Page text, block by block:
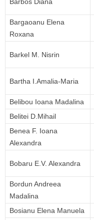
Bargaoanu Elena
Roxana
Barkel M. Nisrin
Bartha I.Amalia-Maria
Belibou Ioana Madalina
Belitei D.Mihail
Benea F. Ioana
Alexandra
Bobaru E.V. Alexandra
Bordun Andreea
Madalina
Bosianu Elena Manuela